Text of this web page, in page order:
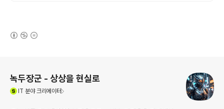
녹두장군 - 상상을 현실로
IT 분야 크리에이터